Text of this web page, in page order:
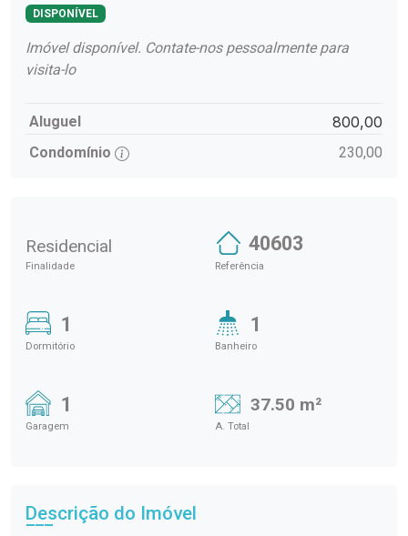
DISPONÍVEL
Imóvel disponível. Contate-nos pessoalmente para
visita-lo
Aluguel 800,00
Condomínio 230,00
Residencial
Finalidade
40603
Referência
1
Dormitório
1
Banheiro
1
Garagem
37.50 m²
A. Total
Descrição do Imóvel